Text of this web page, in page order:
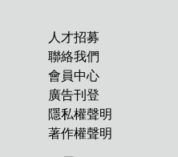
人才招募
聯絡我們
會員中心
廣告刊登
隱私權聲明
著作權聲明